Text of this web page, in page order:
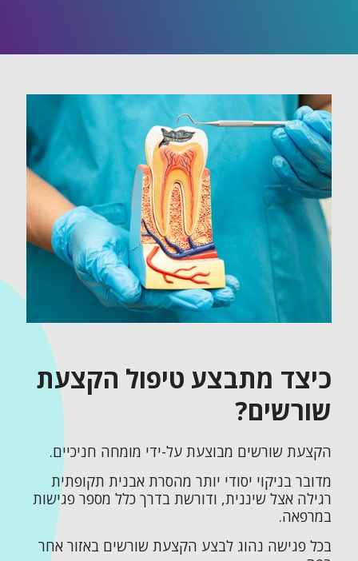
כיצד מתבצע טיפול הקצעת
שורשים?
הקצעת שורשים מבוצעת על-ידי מומחה חניכיים.
מדובר בניקוי יסודי יותר מהסרת אבנית תקופתית
רגילה אצל שיננית, ודורשת בדרך כלל מספר פגישות
במרפאה.
בכל פגישה נהוג לבצע הקצעת שורשים באזור אחר